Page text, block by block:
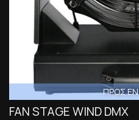
ΠΡΟΣ
FAN STAGE WIND DMX